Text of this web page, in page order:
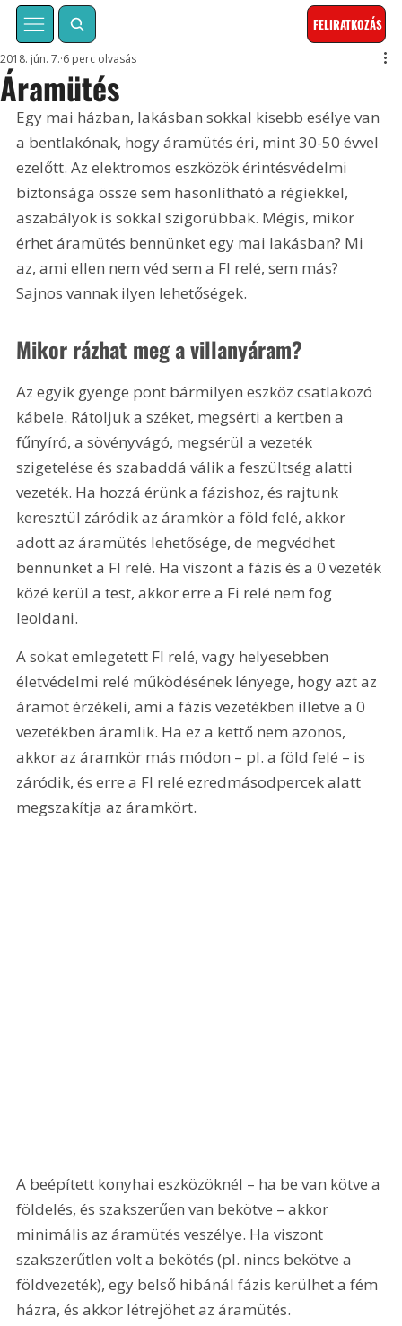
FELIRATKOZÁS
Áramütés
2018. jún. 7. 6 perc olvasás
Egy mai házban, lakásban sokkal kisebb esélye van
a bentlakónak, hogy áramütés éri, mint 30-50 évvel
ezelőtt. Az elektromos eszközök érintésvédelmi
biztonsága össze sem hasonlítható a régiekkel,
aszabályok is sokkal szigorúbbak. Mégis, mikor
érhet áramütés bennünket egy mai lakásban? Mi
az, ami ellen nem véd sem a FI relé, sem más?
Sajnos vannak ilyen lehetőségek.
Mikor rázhat meg a villanyáram?
Az egyik gyenge pont bármilyen eszköz csatlakozó
kábele. Rátoljuk a széket, megsérti a kertben a
fűnyíró, a sövényvágó, megsérül a vezeték
szigetelése és szabaddá válik a feszültség alatti
vezeték. Ha hozzá érünk a fázishoz, és rajtunk
keresztül záródik az áramkör a föld felé, akkor
adott az áramütés lehetősége, de megvédhet
bennünket a FI relé. Ha viszont a fázis és a 0 vezeték
közé kerül a test, akkor erre a Fi relé nem fog
leoldani.
A sokat emlegetett FI relé, vagy helyesebben
életvédelmi relé működésének lényege, hogy azt az
áramot érzékeli, ami a fázis vezetékben illetve a 0
vezetékben áramlik. Ha ez a kettő nem azonos,
akkor az áramkör más módon – pl. a föld felé – is
záródik, és erre a FI relé ezredmásodpercek alatt
megszakítja az áramkört.
A beépített konyhai eszközöknél – ha be van kötve a
földelés, és szakszerűen van bekötve – akkor
minimális az áramütés veszélye. Ha viszont
szakszerűtlen volt a bekötés (pl. nincs bekötve a
földvezeték), egy belső hibánál fázis kerülhet a fém
házra, és akkor létrejöhet az áramütés.